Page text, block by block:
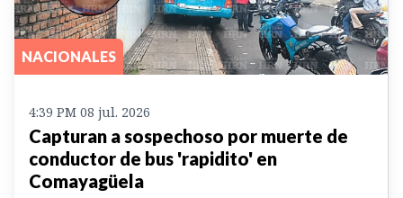
NACIONALES
4:39 PM 08 jul. 2026
Capturan a sospechoso por muerte de
conductor de bus 'rapidito' en
Comayagüela